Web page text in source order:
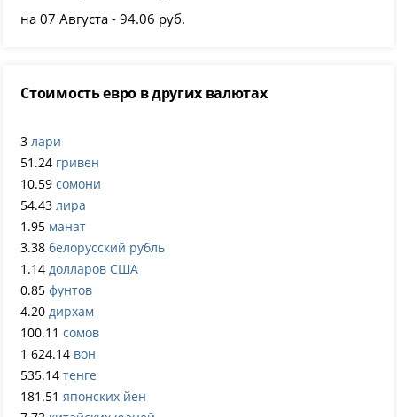
на 07 Августа - 94.06 руб.
Стоимость евро в других валютах
3лари
51.24 гривен
10.59сомони
54.43лира
1.95 манат
3.38белорусский рубль
1.14долларов США
0.85фунтов
4.20дирхам
100.11сомов
1 624.14 вон
535.14тенге
181.51японских йен